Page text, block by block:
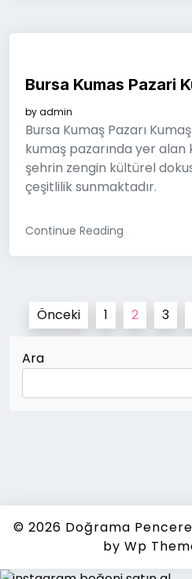
Bursa Kumas Pazari
byadmin
Bursa Kumaş Pazarı Kumaş
kumaş pazarında yer alan
şehrin zengin kültürel
çeşitlilik sunmaktadır.
Continue Reading
Yazı
sayfalaması
Önceki 1 2 3
Ara
© 2026 Doğrama Pencere
by Wp